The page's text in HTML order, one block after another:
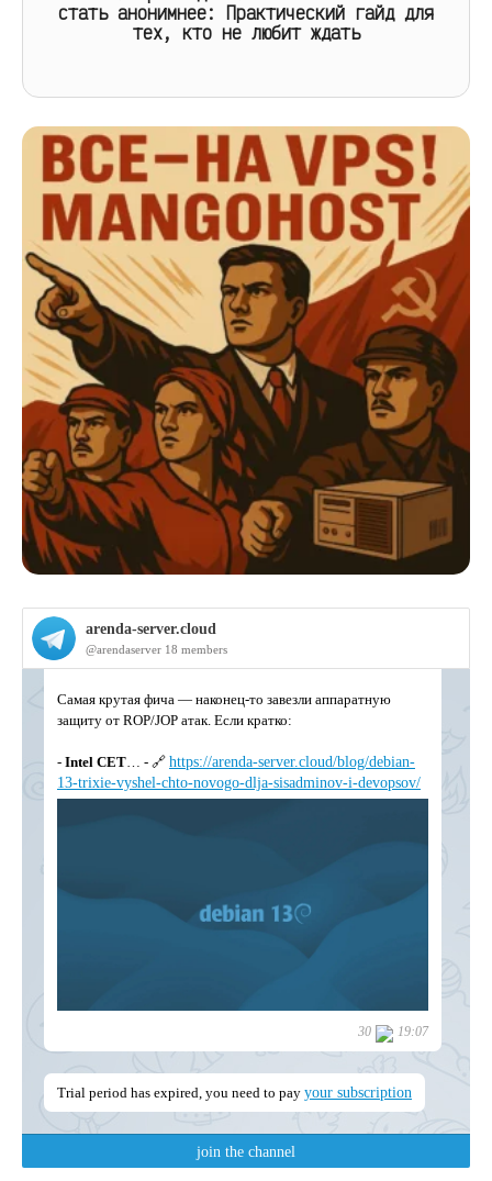
стать анонимнее: Практический гайд для
тех, кто не любит ждать